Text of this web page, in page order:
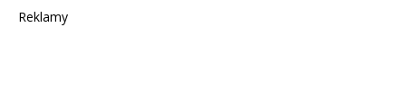
Reklamy